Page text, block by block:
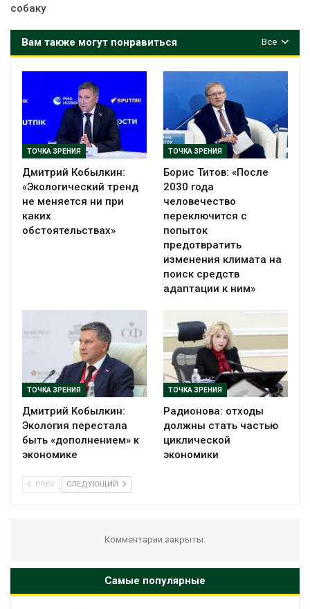
собаку
Все
Вам также могут понравиться
ТОЧКА ЗРЕНИЯ
Дмитрий Кобылкин:
«Экологический тренд
не меняется ни при
каких
обстоятельствах»
ТОЧКА ЗРЕНИЯ
Борис Титов: «После
2030 года
человечество
переключится с
попыток
предотвратить
изменения климата на
поиск средств
адаптации к ним»
ТОЧКА ЗРЕНИЯ
Дмитрий Кобылкин:
Экология перестала
быть «дополнением» к
экономике
ТОЧКА ЗРЕНИЯ
Радионова: отходы
должны стать частью
циклической
экономики
PREV СЛЕДУЮЩИЙ
Комментарии закрыты.
Самые популярные